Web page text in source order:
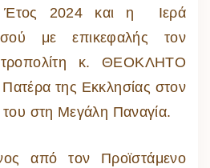
Έτος 2024 και η Ιερά
με επικεφαλής τον
κ. ΘΕΟΚΛΗΤΟ
της Εκκλησίας στον
στη Μεγάλη Παναγία.
από τον Προϊστάμενο